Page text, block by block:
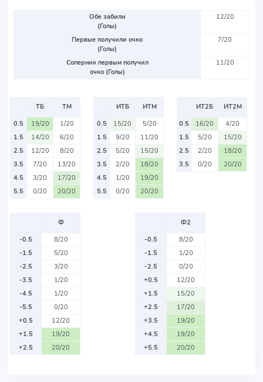
Обе забили
(Голы)
12/20
Первые получили очко
(Голы)
7/20
Соперник первым получил
очко (Голы)
11/20
ТБ
ТМ
0.5
19/20
1/20
1.5
14/20
6/20
2.5
12/20
8/20
3.5
7/20
13/20
4.5
3/20
17/20
5.5
0/20 20/20
ИТБ
ИТМ
0.5
15/20
5/20
1.5
9/20
11/20
2.5
5/20
15/20
3.5
2/20
18/20
4.5
1/20
19/20
5.5
0/20 20/20
ИТ2Б
ИТ2М
0.5
16/20
4/20
1.5
5/20
15/20
2.5
2/20
18/20
3.5
0/20 20/20
Ф
-0.5
8/20
-1.5
5/20
-2.5
3/20
-3.5
1/20
-4.5
1/20
-5.5
0/20
+0.5
12/20
+1.5
19/20
+2.5
20/20
Ф2
-0.5
8/20
-1.5
1/20
-2.5
0/20
+0.5
12/20
+1.5
15/20
+2.5
17/20
+3.5
19/20
+4.5
19/20
+5.5
20/20